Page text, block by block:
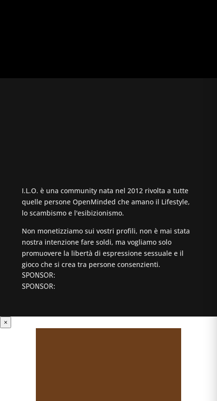
I.L.O. è una community nata nel 2012 rivolta a tutte
quelle persone OpenMinded che amano il Lifestyle,
lo scambismo e l'esibizionismo.
Non monetizziamo sui vostri profili, non è mai stata
nostra intenzione fare soldi, ma vogliamo solo
promuovere la libertà di espressione sessuale e il
gioco che si crea tra persone consenzienti.
SPONSOR:
SPONSOR:
×